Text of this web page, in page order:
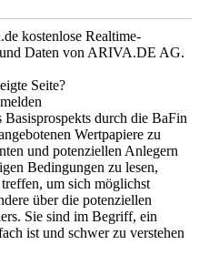
kostenlose Realtime-
Daten von ARIVA.DE AG.
Seite?
durch die BaFin
Wertpapiere zu
und potenziellen Anlegern
Bedingungen zu lesen,
um sich möglichst
über die potenziellen
Sie sind im Begriff, ein
ist und schwer zu verstehen